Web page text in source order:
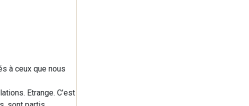
à ceux que nous
Etrange. C’est